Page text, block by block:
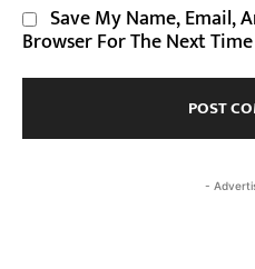
Save My Name, Email,
Browser For The Next
-